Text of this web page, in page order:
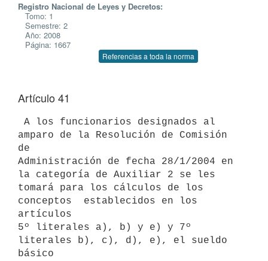
Registro Nacional de Leyes y Decretos:
Tomo: 1
Semestre: 2
Año: 2008
Página: 1667
Referencias a toda la norma
Artículo 41
amparo de la Resolución de Comisión
de
Administración de fecha 28/1/2004 en
la categoría de Auxiliar 2 se les
tomará para los cálculos de los
conceptos  establecidos en los
artículos
5º literales a), b) y e) y 7º
literales b), c), d), e), el sueldo
básico